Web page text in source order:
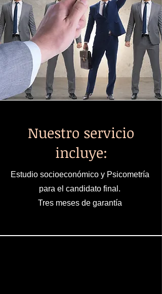
Nuestro servicio
incluye:
Estudio socioeconómico y Psicometría
para el candidato final.
Tres meses de garantía